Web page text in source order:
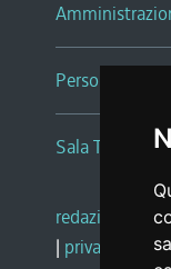
Persone e Uffici
Sala Tiziano
redazione web
| privacy